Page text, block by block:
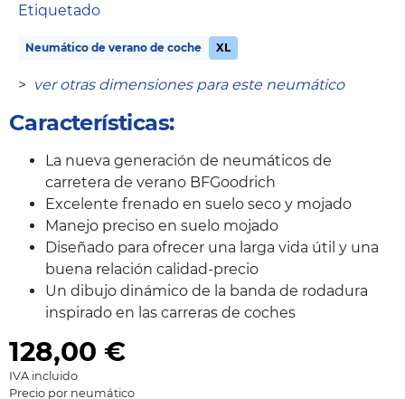
Etiquetado
Neumático de verano de coche XL
> ver otras dimensiones para este neumático
Características:
La nueva generación de neumáticos de
carretera de verano BFGoodrich
Excelente frenado en suelo seco y mojado
Manejo preciso en suelo mojado
Diseñado para ofrecer una larga vida útil y una
buena relación calidad-precio
Un dibujo dinámico de la banda de rodadura
inspirado en las carreras de coches
128,00 €
IVA incluido
Precio por neumático